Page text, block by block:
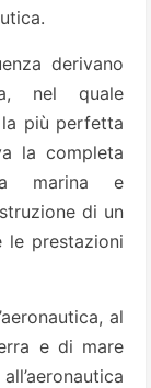
derivano
nel quale
la più perfetta
la completa
marina e
di un
le prestazioni
al
e di mare